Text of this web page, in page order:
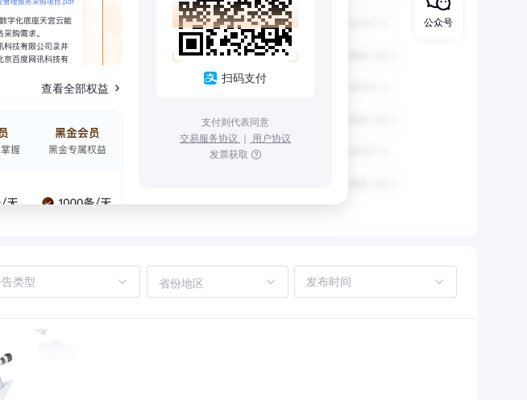
查看全部权益
扫码支付
支付则代表同意
交易服务协议 ｜ 用户协议
发票获取
省份地区
公众号